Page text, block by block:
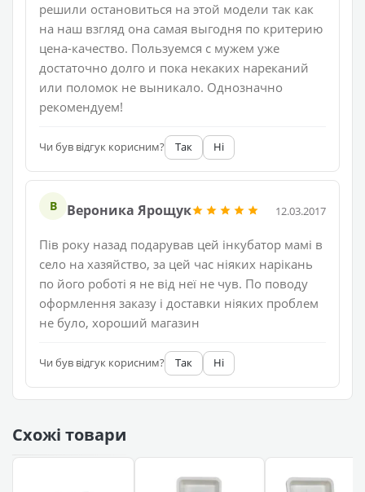
решили остановиться на этой модели так как
на наш взгляд она самая выгодня по критерию
цена-качество. Пользуемся с мужем уже
достаточно долго и пока некаких нареканий
или поломок не выникало. Однозначно
рекомендуем!
Чи був відгук корисним? Так Ні
В Вероника Ярощук 12.03.2017
Пів року назад подарував цей інкубатор мамі в
село на хазяйство, за цей час ніяких нарікань
по його роботі я не від неї не чув. По поводу
оформлення заказу і доставки ніяких проблем
не було, хороший магазин
Чи був відгук корисним? Так Ні
Схожі товари